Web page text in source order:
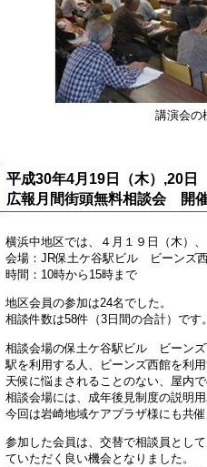
講演会の
平成30年4月19日（木）,20日
広報月間街頭無料相談会 開
横浜中地区では、４月１９日（木）
会場：JR保土ケ谷駅ビル ビーンズ
時間：10時から15時まで
地区会員の参加は24名でした。
相談件数は58件（3日間の合計）です。
相談会場の保土ケ谷駅ビル ビーンズ
駅を利用する人、ビーンズ西館を利
天候に悩まされることのない、屋内
相談会場には、成年後見制度の説明
今回は岩崎地域ケアプラザ様にも共
参加した会員は、交替で相談員とし
ていただく良い機会となりました。